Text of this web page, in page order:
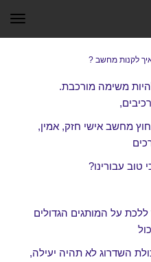
משימה מורכבת.
מחשב אישי חזק, אמין,
עבורינו?
על המותגים הגדולים
כן, יכולת השדרוג לא תהיה יעילה,